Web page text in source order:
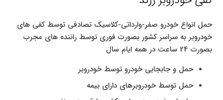
حمل انواع خودرو صفر-وارداتی-کلاسیک تصادفی توسط کفی های
خودروبر به سراسر کشور بصورت فوری توسط راننده های مجرب
بصورت 24 ساعت در همه ایام سال
حمل و جابجایی خودرو توسط خودروبر
حمل توسط خودروبرهای دارای بیمه